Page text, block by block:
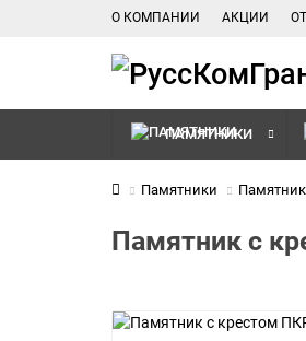
О КОМПАНИИ АКЦИИ
ПАМЯТНИКИ
Памятники
Памятник с